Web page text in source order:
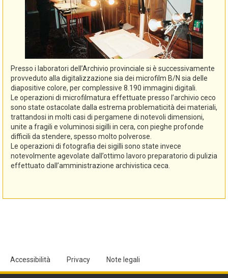
Presso i laboratori dell’Archivio provinciale si è successivamente
provveduto alla digitalizzazione sia dei microfilm B/N sia delle
diapositive colore, per complessive 8.190 immagini digitali.
Le operazioni di microfilmatura effettuate presso l’archivio ceco
sono state ostacolate dalla estrema problematicità dei materiali,
trattandosi in molti casi di pergamene di notevoli dimensioni,
unite a fragili e voluminosi sigilli in cera, con pieghe profonde
difficili da stendere, spesso molto polverose.
Le operazioni di fotografia dei sigilli sono state invece
notevolmente agevolate dall’ottimo lavoro preparatorio di pulizia
effettuato dall’amministrazione archivistica ceca.
Accessibilità Privacy Note legali